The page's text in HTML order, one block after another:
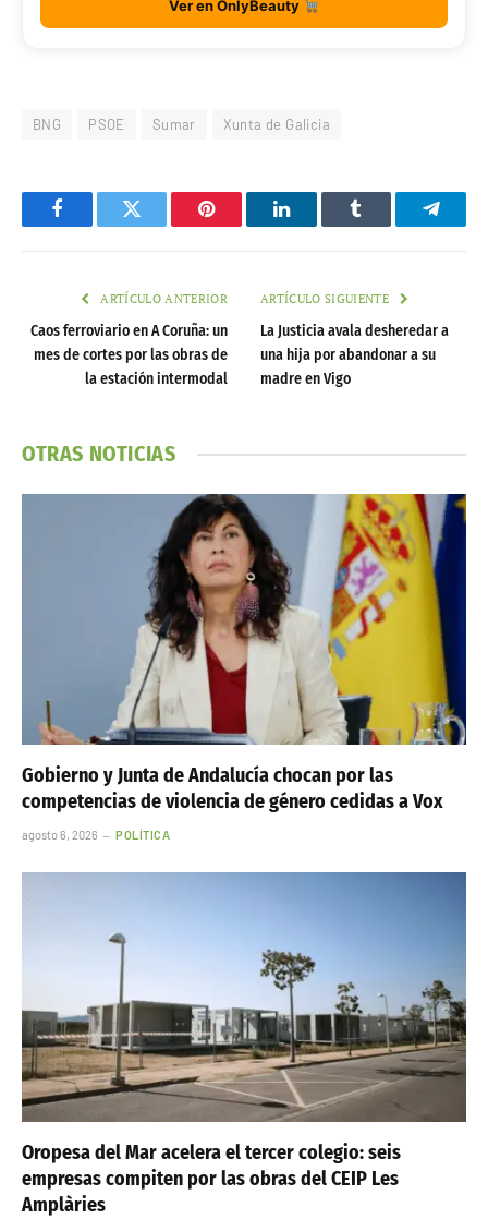
Ver en OnlyBeauty
BNG PSOE Sumar Xunta de Galicia
FacebookTwitter Pinterest LinkedInTumblr
ARTÍCULO ANTERIOR
Caos ferroviario en A Coruña: un
mes de cortes por las obras de
la estación intermodal
ARTÍCULO SIGUIENTE
La Justicia avala desheredar a
una hija por abandonar a su
madre en Vigo
OTRAS NOTICIAS
Gobierno y Junta de Andalucía chocan por las
competencias de violencia de género cedidas a Vox
agosto 6, 2026 POLÍTICA
Oropesa del Mar acelera el tercer colegio: seis
empresas compiten por las obras del CEIP Les
Amplàries